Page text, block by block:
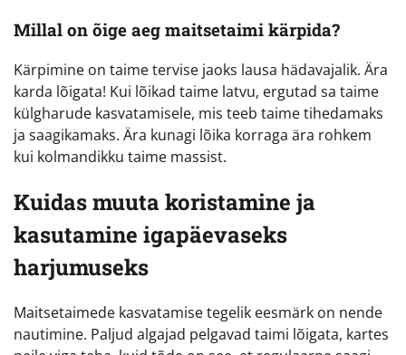
Millal on õige aeg maitsetaimi kärpida?
Kärpimine on taime tervise jaoks lausa hädavajalik. Ära
karda lõigata! Kui lõikad taime latvu, ergutad sa taime
külgharude kasvatamisele, mis teeb taime tihedamaks
ja saagikamaks. Ära kunagi lõika korraga ära rohkem
kui kolmandikku taime massist.
Kuidas muuta koristamine ja
kasutamine igapäevaseks
harjumuseks
Maitsetaimede kasvatamise tegelik eesmärk on nende
nautimine. Paljud algajad pelgavad taimi lõigata, kartes